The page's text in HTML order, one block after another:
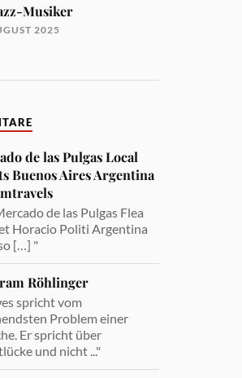
Musiker
2025
de las Pulgas Local
Buenos Aires Argentina
de las Pulgas Flea
Horacio Politi Argentina
[…] "
Röhlinger
spricht vom
Problem einer
Er spricht über
und nicht ..."